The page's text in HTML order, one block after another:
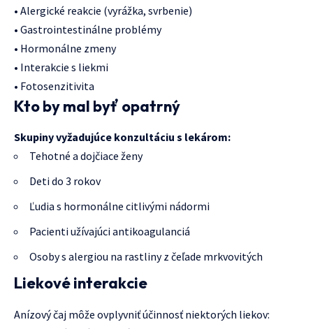
• Alergické reakcie (vyrážka, svrbenie)
• Gastrointestinálne problémy
• Hormonálne zmeny
• Interakcie s liekmi
• Fotosenzitivita
Kto by mal byť opatrný
Skupiny vyžadujúce konzultáciu s lekárom:
Tehotné a dojčiace ženy
Deti do 3 rokov
Ľudia s hormonálne citlivými nádormi
Pacienti užívajúci antikoagulanciá
Osoby s alergiou na rastliny z čeľade mrkvovitých
Liekové interakcie
Anízový čaj môže ovplyvniť účinnosť niektorých liekov: